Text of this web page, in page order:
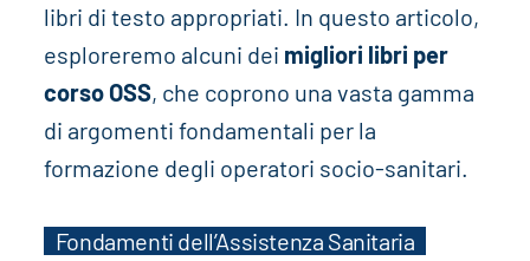
libri di testo appropriati. In questo articolo,
esploreremo alcuni dei migliori libri per
corso OSS, che coprono una vasta gamma
di argomenti fondamentali per la
formazione degli operatori socio-sanitari.
Fondamenti dell’Assistenza Sanitaria